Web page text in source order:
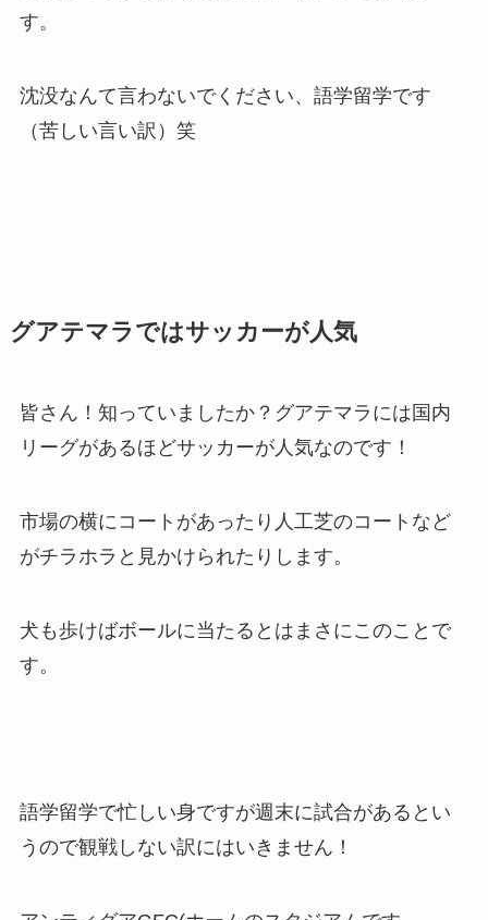
す。
沈没なんて言わないでください、語学留学です
（苦しい言い訳）笑
グアテマラではサッカーが人気
皆さん！知っていましたか？グアテマラには国内
リーグがあるほどサッカーが人気なのです！
市場の横にコートがあったり人工芝のコートなど
がチラホラと見かけられたりします。
犬も歩けばボールに当たるとはまさにこのことで
す。
語学留学で忙しい身ですが週末に試合があるとい
うので観戦しない訳にはいきません！